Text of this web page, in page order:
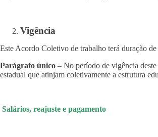
Vigência
Este Acordo Coletivo de trabalho terá duração
Parágrafo único – No período de vigência
estadual que atinjam coletivamente a estrutura
Salários, reajuste e pagamento